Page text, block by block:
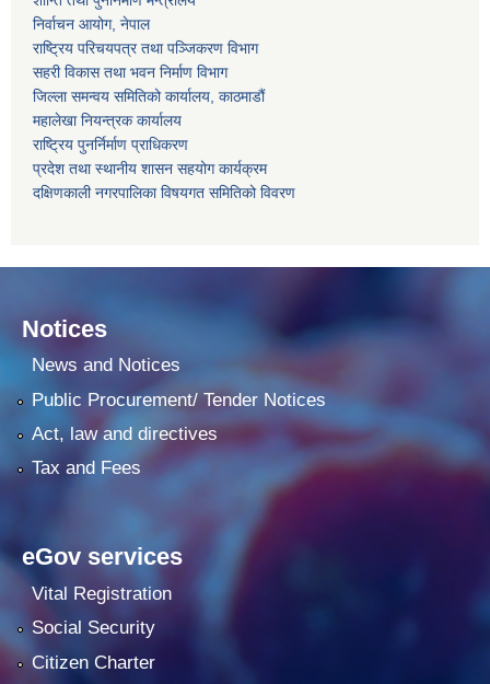
निर्वाचन आयोग, नेपाल
राष्ट्रिय परिचयपत्र तथा पञ्जिकरण विभाग
सहरी विकास तथा भवन निर्माण विभाग
जिल्ला समन्वय समितिको कार्यालय, काठमाडौं
महालेखा नियन्त्रक कार्यालय
राष्ट्रिय पुनर्निर्माण प्राधिकरण
प्रदेश तथा स्थानीय शासन सहयोग कार्यक्रम
दक्षिणकाली नगरपालिका विषयगत समितिको विवरण
Notices
News and Notices
Public Procurement/ Tender Notices
Act, law and directives
Tax and Fees
eGov services
Vital Registration
Social Security
Citizen Charter